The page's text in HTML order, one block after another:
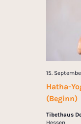
Hatha-
(Beginn)
15.
Tibethaus
Hessen